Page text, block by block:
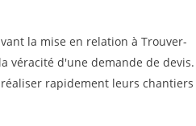
la mise en relation à Trouver-
véracité d'une demande de devis.
rapidement leurs chantiers